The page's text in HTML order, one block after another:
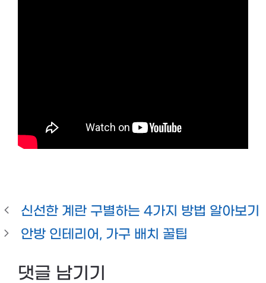
신선한 계란 구별하는 4가지 방법 알아보기
안방 인테리어, 가구 배치 꿀팁
댓글 남기기